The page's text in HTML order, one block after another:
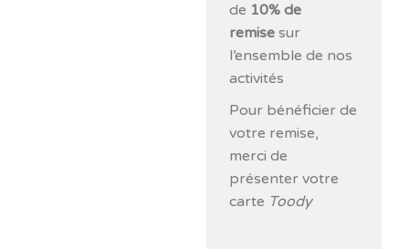
de 10% de
remise sur
l’ensemble de nos
activités
Pour bénéficier de
votre remise,
merci de
présenter votre
carte Toody